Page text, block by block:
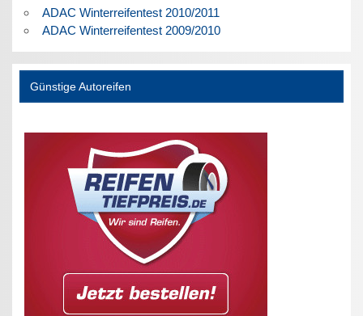
ADAC Winterreifentest 2010/2011
ADAC Winterreifentest 2009/2010
Günstige Autoreifen